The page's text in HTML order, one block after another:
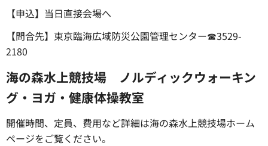
【申込】当日直接会場へ
【問合先】東京臨海広域防災公園管理センター☎3529-
2180
海の森水上競技場 ノルディックウォーキン
グ・ヨガ・健康体操教室
開催時間、定員、費用など詳細は海の森水上競技場ホーム
ページをご覧ください。